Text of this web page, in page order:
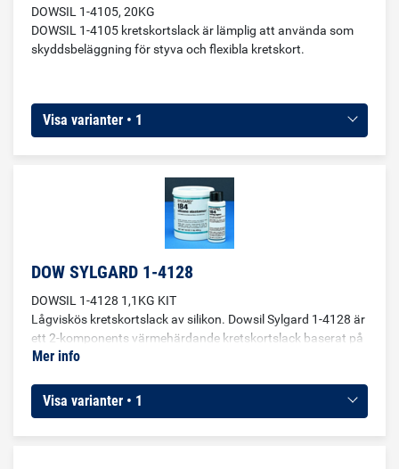
DOWSIL 1-4105, 20KG
DOWSIL 1-4105 kretskortslack är lämplig att använda som
skyddsbeläggning för styva och flexibla kretskort.
Visa varianter • 1
DOW SYLGARD 1-4128
DOWSIL 1-4128 1,1KG KIT
Lågviskös kretskortslack av silikon. Dowsil Sylgard 1-4128 är
ett 2-komponents värmehärdande kretskortslack baserat på
silikon. Produkten härdar till en mjuk, spänningsavlastande
kretskort samt tryckta kretskort med känsliga komponenter
och/eller små designelement. Tack vare att produkten är
Mer info
Visa varianter • 1